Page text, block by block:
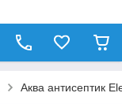
Аква антисептик